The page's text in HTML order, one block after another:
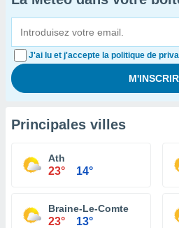
J'ai lu et j'accepte la politique de
Principales villes
Ath
23° 14°
Braine-Le-Comte
23° 13°